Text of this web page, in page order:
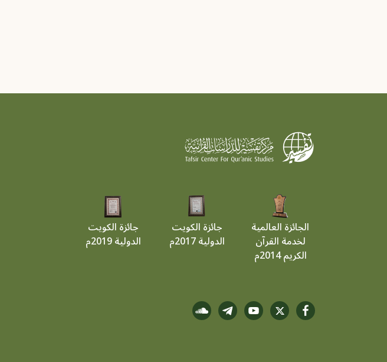
الجائزة العالمية
لخدمة القرآن
الكريم 2014م
جائزة الكويت
الدولية 2017م
جائزة الكويت
الدولية 2019م